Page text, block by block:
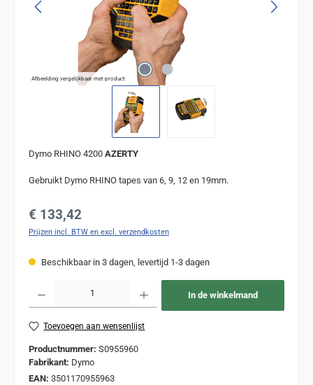
Afbeelding vergelijkbaar met product
Dymo RHINO 4200 AZERTY
Gebruikt Dymo RHINO tapes van 6, 9, 12 en 19mm.
Normale prijs:
€ 133,42
Prijzen incl. BTW en excl. verzendkosten
Beschikbaar in 3 dagen, levertijd 1-3 dagen
In de winkelmand
Toevoegen aan wensenlijst
Productnummer: S0955960
Fabrikant: Dymo
EAN: 3501170955963